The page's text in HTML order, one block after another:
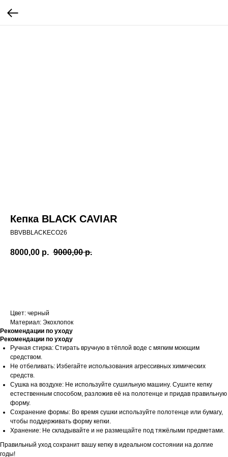
Кепка BLACK CAVIAR
BBVBBLACKECO26
8000,00 р. 9000,00 р.
Цвет: черный
Материал: Экохлопок
Рекомендации по уходу
Рекомендации по уходу
Ручная стирка: Стирать вручную в тёплой воде с мягким моющим
средством.
Не отбеливать: Избегайте использования агрессивных химических
средств.
Сушка на воздухе: Не используйте сушильную машину. Сушите кепку
естественным способом, разложив её на полотенце и придав правильную
форму.
Сохранение формы: Во время сушки используйте полотенце или бумагу,
чтобы поддерживать форму кепки.
Хранение: Не складывайте и не размещайте под тяжёлыми предметами.
Правильный уход сохранит вашу кепку в идеальном состоянии на долгие
годы!